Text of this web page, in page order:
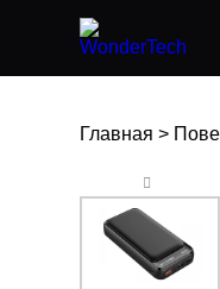
Главная >